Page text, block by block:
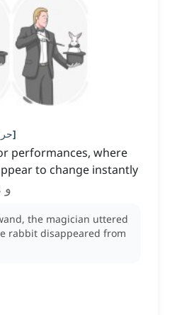
]
performances, where
to change instantly
و
the magician uttered
rabbit disappeared from